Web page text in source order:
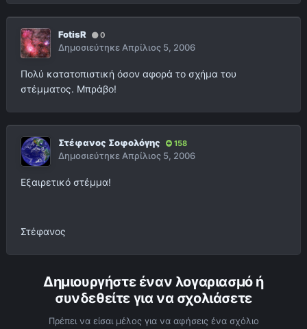
FotisR 0
ΔημοσιεύτηκεΑπρίλιος 5, 2006
Πολύ κατατοπιστική όσον αφορά το σχήμα του
στέμματος. Μπράβο!
Στέφανος Σοφολόγης 158
ΔημοσιεύτηκεΑπρίλιος 5, 2006
Εξαιρετικό στέμμα!
Στέφανος
Δημιουργήστε έναν λογαριασμό ή
συνδεθείτε για να σχολιάσετε
Πρέπει να είσαι μέλος για να αφήσεις ένα σχόλιο